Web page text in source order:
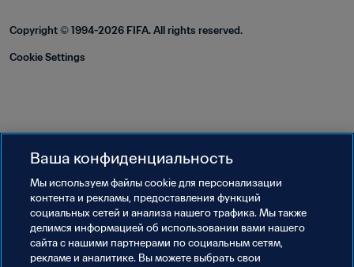
Copyright © 1994-2026 FIFA. All rights reserved.
Cookie Settings
Ваша конфиденциальность
Мы используем файлы сookie для персонализации
контента и рекламы, предоставления функций
социальных сетей и анализа нашего трафика. Мы также
делимся информацией об использовании вами нашего
сайта с нашими партнерами по социальным сетям,
рекламе и аналитике. Вы можете выбрать свои